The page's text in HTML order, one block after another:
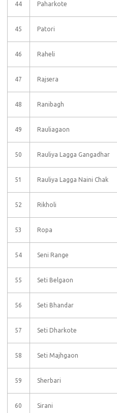
44 Paharkote
45 Patori
46 Raheli
47 Rajsera
48 Ranibagh
49 Rauliagaon
50 Rauliya Lagga Gangadhar
51 Rauliya Lagga Naini Chak
52 Rikholi
53 Ropa
54 Seni Range
55 Seti Belgaon
56 Seti Bhandar
57 Seti Dharkote
58 Seti Majhgaon
59 Sherbari
60 Sirani